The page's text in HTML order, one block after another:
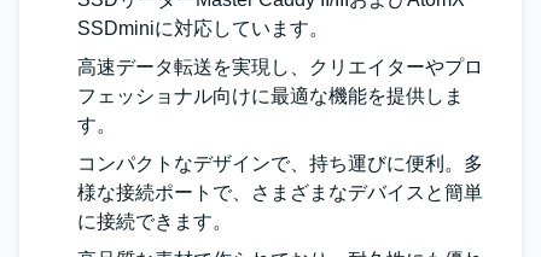
SSDminiに対応しています。
高速データ転送を実現し、クリエイターやプロ
フェッショナル向けに最適な機能を提供しま
す。
コンパクトなデザインで、持ち運びに便利。多
様な接続ポートで、さまざまなデバイスと簡単
に接続できます。